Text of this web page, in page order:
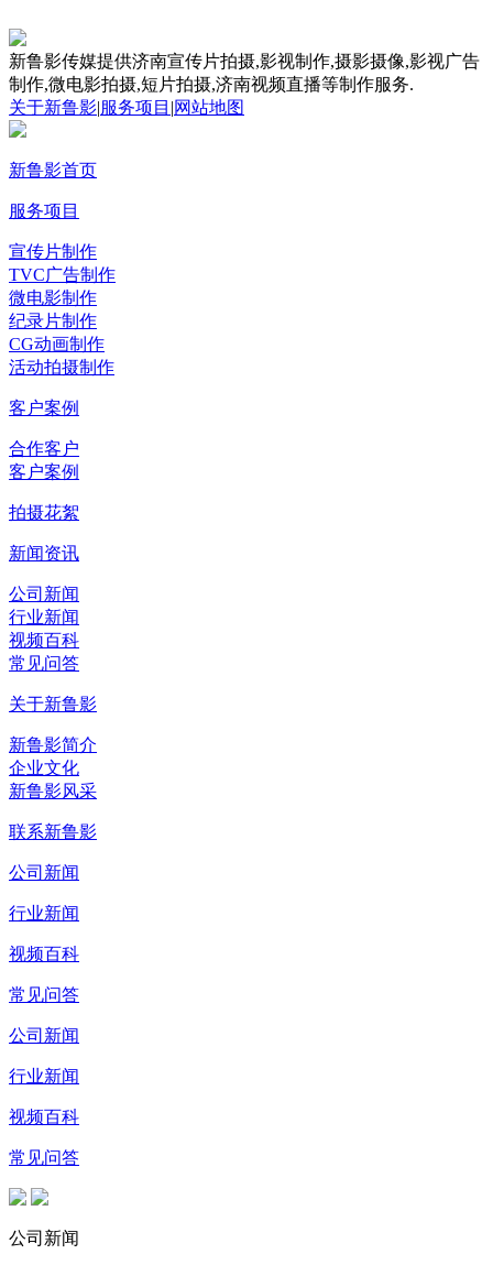
新鲁影传媒提供济南宣传片拍摄,影视制作,摄影摄像,影视广告
制作,微电影拍摄,短片拍摄,济南视频直播等制作服务.
关于新鲁影|服务项目 |网站地图
新鲁影首页
服务项目
宣传片制作
TVC广告制作
微电影制作
纪录片制作
CG动画制作
活动拍摄制作
客户案例
合作客户
客户案例
拍摄花絮
新闻资讯
公司新闻
行业新闻
视频百科
常见问答
关于新鲁影
新鲁影简介
企业文化
新鲁影风采
联系新鲁影
公司新闻
行业新闻
视频百科
常见问答
公司新闻
行业新闻
视频百科
常见问答
公司新闻